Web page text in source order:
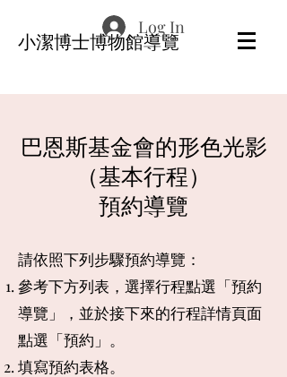
​小潔博士博物館導覽
Log In
巴恩斯基金會的形色光影
（基本行程）
預約導覽
請依照下列步驟預約導覽：
參考下方列表，選擇行程點選「預約
導覽」，並於接下來的行程詳情頁面
點選 「預約」。
填寫預約表格。